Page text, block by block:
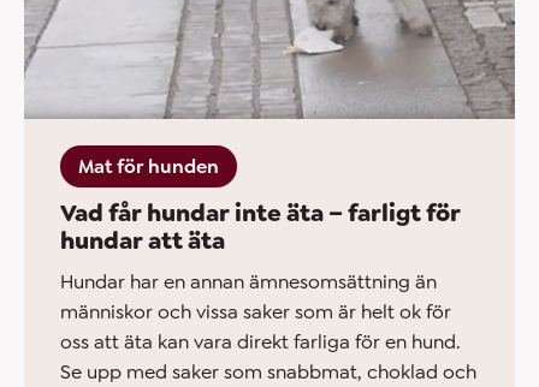
Mat för hunden
Vad får hundar inte äta – farligt för
hundar att äta
Hundar har en annan ämnesomsättning än
människor och vissa saker som är helt ok för
oss att äta kan vara direkt farliga för en hund.
Se upp med saker som snabbmat, choklad och